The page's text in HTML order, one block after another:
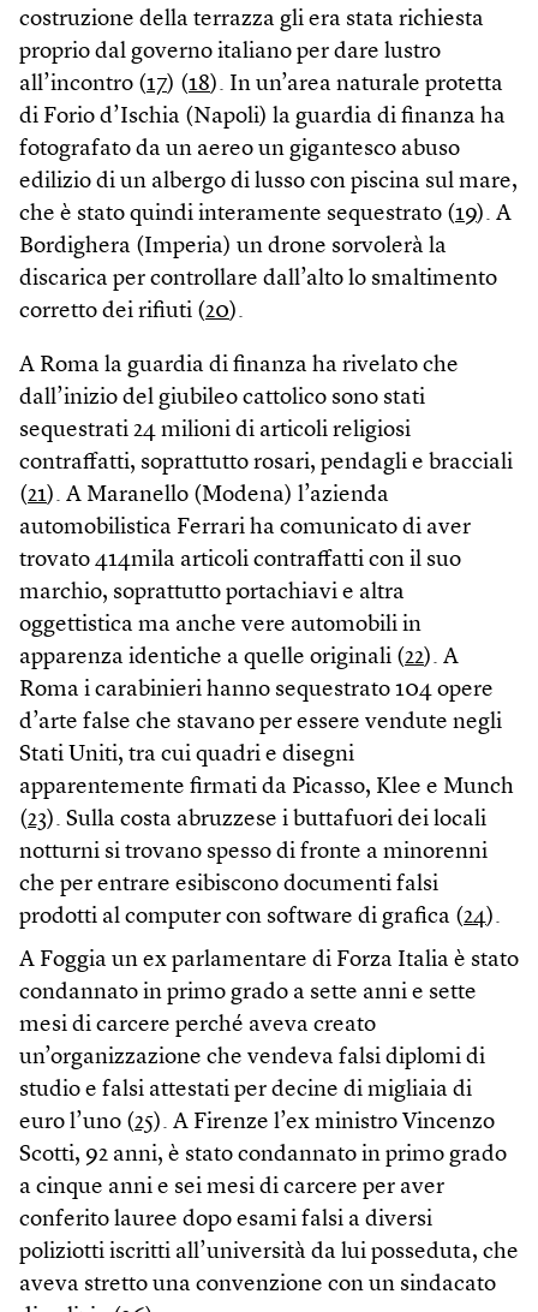
costruzione della terrazza gli era stata richiesta
proprio dal governo italiano per dare lustro
all’incontro (17) (18). In un’area naturale protetta
di Forio d’Ischia (Napoli) la guardia di finanza ha
fotografato da un aereo un gigantesco abuso
edilizio di un albergo di lusso con piscina sul mare,
che è stato quindi interamente sequestrato (19). A
Bordighera (Imperia) un drone sorvolerà la
discarica per controllare dall’alto lo smaltimento
corretto dei rifiuti (20).
A Roma la guardia di finanza ha rivelato che
dall’inizio del giubileo cattolico sono stati
sequestrati 24 milioni di articoli religiosi
contraffatti, soprattutto rosari, pendagli e bracciali
(21). A Maranello (Modena) l’azienda
automobilistica Ferrari ha comunicato di aver
trovato 414mila articoli contraffatti con il suo
marchio, soprattutto portachiavi e altra
oggettistica ma anche vere automobili in
apparenza identiche a quelle originali (22). A
Roma i carabinieri hanno sequestrato 104 opere
d’arte false che stavano per essere vendute negli
Stati Uniti, tra cui quadri e disegni
apparentemente firmati da Picasso, Klee e Munch
(23). Sulla costa abruzzese i buttafuori dei locali
notturni si trovano spesso di fronte a minorenni
che per entrare esibiscono documenti falsi
prodotti al computer con software di grafica (24).
A Foggia un ex parlamentare di Forza Italia è stato
condannato in primo grado a sette anni e sette
mesi di carcere perché aveva creato
un’organizzazione che vendeva falsi diplomi di
studio e falsi attestati per decine di migliaia di
euro l’uno (25). A Firenze l’ex ministro Vincenzo
Scotti, 92 anni, è stato condannato in primo grado
a cinque anni e sei mesi di carcere per aver
conferito lauree dopo esami falsi a diversi
poliziotti iscritti all’università da lui posseduta, che
aveva stretto una convenzione con un sindacato